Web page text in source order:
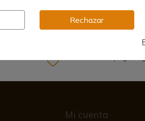
Mi cuenta
Rechazar